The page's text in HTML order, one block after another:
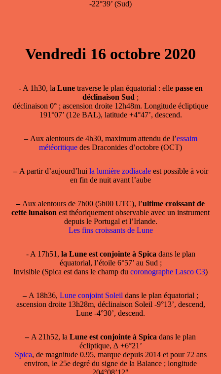
-22°39’ (Sud)
Vendredi 16 octobre 2020
- A 1h30, la Lunetraverse le plan équatorial : elle passe en
déclinaison Sud ;
déclinaison 0° ; ascension droite 12h48m. Longitude écliptique
191°07’ (12e BAL), latitude +4°47’, descend.
–Aux alentours de 4h30, maximum attendu de l’essaim
météoritique des Draconides d’octobre (OCT)
–A partir d’aujourd’hui la lumière zodiacaleest possible à voir
en fin de nuit avant l’aube
–Aux alentours de 7h00 (5h00 UTC), l’ultime croissant de
cette lunaison est théoriquement observable avec un instrument
depuis le Portugal et l’Irlande.
Les fins croissants de Lune
- A 17h51, la Lune est conjointe à Spica dans le plan
équatorial, l’étoile 6°57’ au Sud ;
Invisible (Spica est dans le champ du coronographe Lasco C3)
–A 18h36, Lune conjoint Soleil dans le plan équatorial ;
ascension droite 13h28m, déclinaison Soleil -9°13’, descend,
Lune -4°30’, descend.
–A 21h52, la Lune est conjointe à Spica dans le plan
écliptique, ∆ +6°21’
Spica, de magnitude 0.95, marque depuis 2014 et pour 72 ans
environ, le 25e degré du signe de la Balance ; longitude
204°08’12"